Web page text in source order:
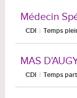
Médecin
CDI Temps
MAS
CDI Temps